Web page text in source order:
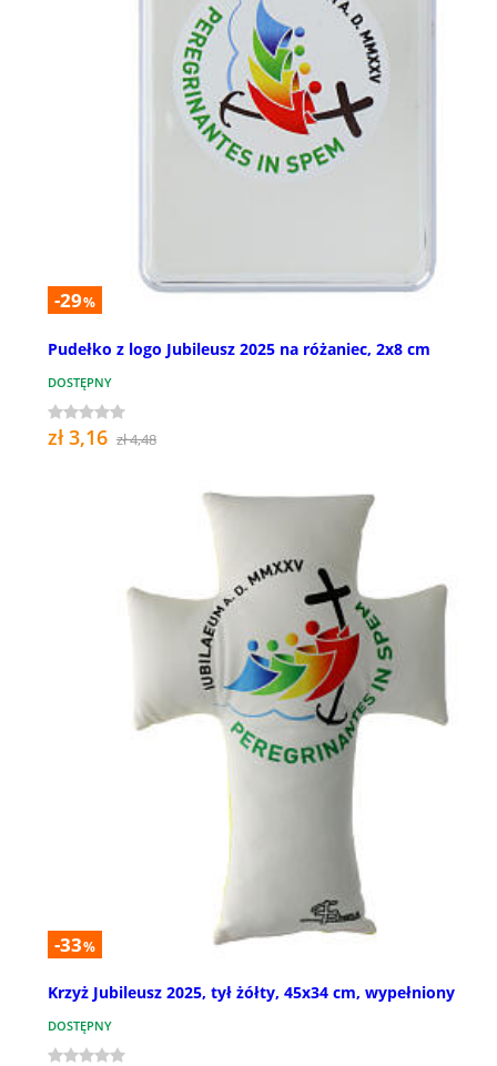
-29%
Pudełko z logo Jubileusz 2025 na różaniec, 2x8 cm
DOSTĘPNY
zł 3,16 zł 4,48
-33%
Krzyż Jubileusz 2025, tył żółty, 45x34 cm, wypełniony
DOSTĘPNY